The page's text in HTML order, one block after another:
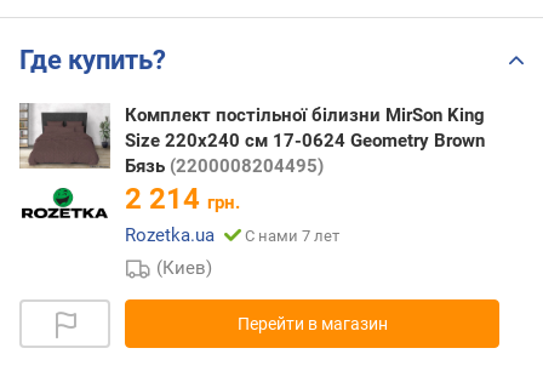
Где купить?
Комплект постільної білизни MirSon King
Size 220х240 см 17-0624 Geometry Brown
Бязь (2200008204495)
2 214 грн.
Rozetka.ua
С нами 7 лет
(Киев)
Перейти в магазин